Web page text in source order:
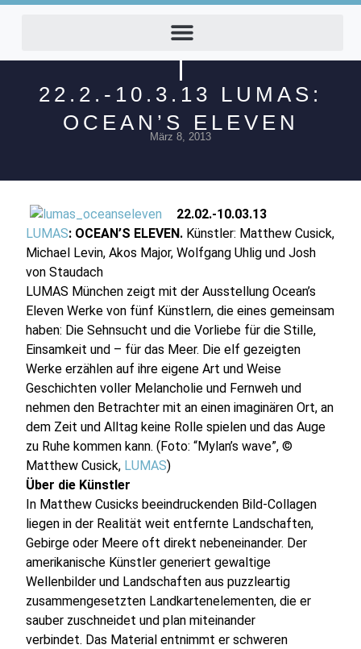
22.2.-10.3.13 LUMAS:
OCEAN’S ELEVEN
März 8, 2013
22.02.-10.03.13
LUMAS: OCEAN’S ELEVEN. Künstler: Matthew Cusick,
Michael Levin, Akos Major, Wolfgang Uhlig und Josh
von Staudach
LUMAS München zeigt mit der Ausstellung Ocean’s
Eleven Werke von fünf Künstlern, die eines gemeinsam
haben: Die Sehnsucht und die Vorliebe für die Stille,
Einsamkeit und – für das Meer. Die elf gezeigten
Werke erzählen auf ihre eigene Art und Weise
Geschichten voller Melancholie und Fernweh und
nehmen den Betrachter mit an einen imaginären Ort, an
dem Zeit und Alltag keine Rolle spielen und das Auge
zu Ruhe kommen kann. (Foto: “Mylan’s wave”, ©
Matthew Cusick, LUMAS)
Über die Künstler
In Matthew Cusicks beeindruckenden Bild-Collagen
liegen in der Realität weit entfernte Landschaften,
Gebirge oder Meere oft direkt nebeneinander. Der
amerikanische Künstler generiert gewaltige
Wellenbilder und Landschaften aus puzzleartig
zusammengesetzten Landkartenelementen, die er
sauber zuschneidet und plan miteinander
verbindet. Das Material entnimmt er schweren